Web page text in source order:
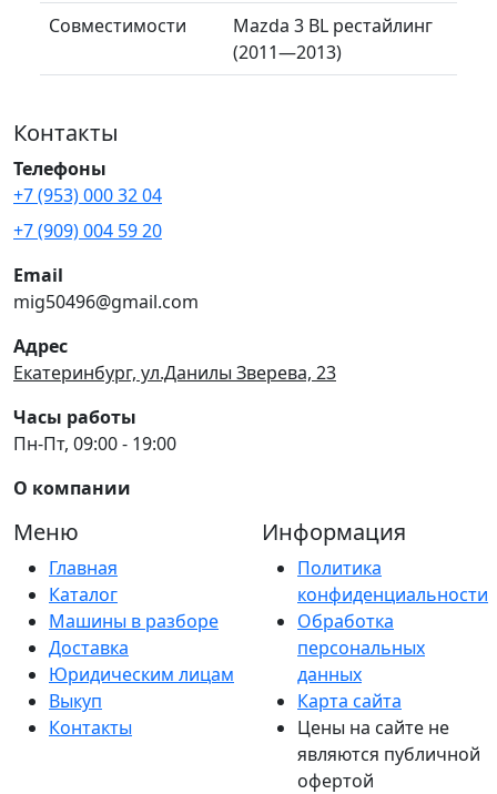
Совместимости
Mazda 3 BL рестайлинг
(2011—2013)
Контакты
Телефоны
+7 (953) 000 32 04
+7 (909) 004 59 20
Email
mig50496@gmail.com
Адрес
Екатеринбург, ул.Данилы Зверева, 23
Часы работы
Пн-Пт, 09:00 - 19:00
О компании
Меню
Главная
Каталог
Машины в разборе
Доставка
Юридическим лицам
Выкуп
Контакты
Информация
Политика
конфиденциальности
Обработка
персональных
данных
Карта сайта
Цены на сайте не
являются публичной
офертой